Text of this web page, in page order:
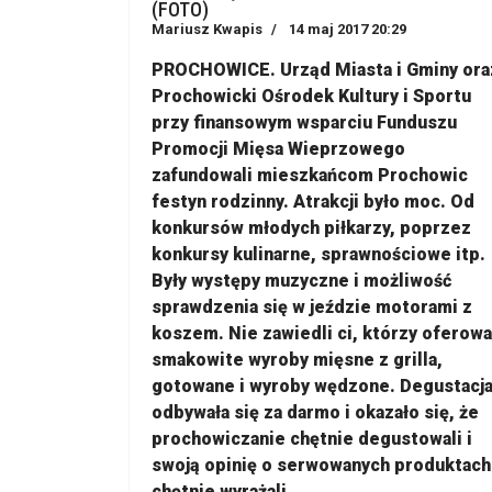
(FOTO)
Mariusz Kwapis 14 maj 2017 20:29
PROCHOWICE. Urząd Miasta i Gminy
Prochowicki Ośrodek Kultury i Sportu
przy finansowym wsparciu Funduszu
Promocji Mięsa Wieprzowego
zafundowali mieszkańcom Prochowic
festyn rodzinny. Atrakcji było moc. Od
konkursów młodych piłkarzy, poprzez
konkursy kulinarne, sprawnościowe itp.
Były występy muzyczne i możliwość
sprawdzenia się w jeździe motorami z
koszem. Nie zawiedli ci, którzy
smakowite wyroby mięsne z grilla,
gotowane i wyroby wędzone. Degustacja
odbywała się za darmo i okazało się, że
prochowiczanie chętnie degustowali i
swoją opinię o serwowanych produktach